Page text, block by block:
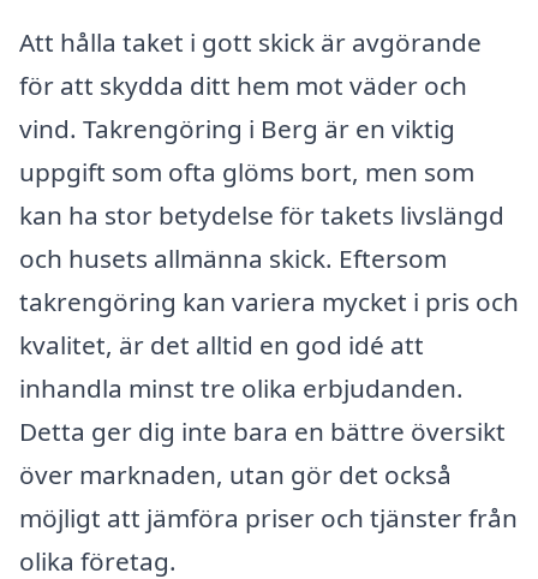
Att hålla taket i gott skick är avgörande
för att skydda ditt hem mot väder och
vind. Takrengöring i Berg är en viktig
uppgift som ofta glöms bort, men som
kan ha stor betydelse för takets livslängd
och husets allmänna skick. Eftersom
takrengöring kan variera mycket i pris och
kvalitet, är det alltid en god idé att
inhandla minst tre olika erbjudanden.
Detta ger dig inte bara en bättre översikt
över marknaden, utan gör det också
möjligt att jämföra priser och tjänster från
olika företag.